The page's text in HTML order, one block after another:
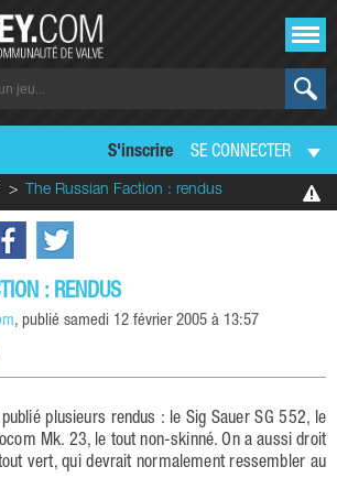
S'inscrire SE CONNECTER
The Russian Faction : rendus
: RENDUS
, publié samedi 12 février 2005 à 13:57
Mk. 23, le tout non-skinné. On a aussi droit
vert, qui devrait normalement ressembler au